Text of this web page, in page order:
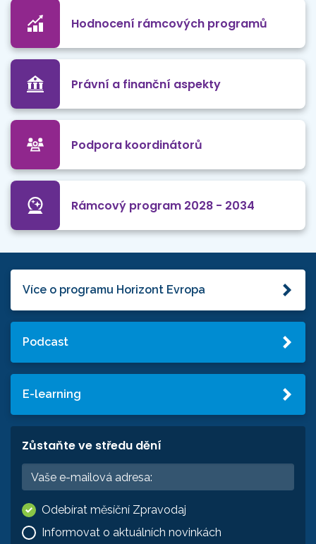
Hodnocení rámcových programů
Právní a finanční aspekty
Podpora koordinátorů
Rámcový program 2028 - 2034
Více o programu Horizont Evropa
Podcast
E-learning
Zůstaňte ve středu dění
Odebírat měsíční Zpravodaj
Informovat o aktuálních novinkách